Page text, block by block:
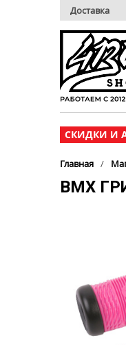
Доставка
СКИДКИ И
Главная
BMX